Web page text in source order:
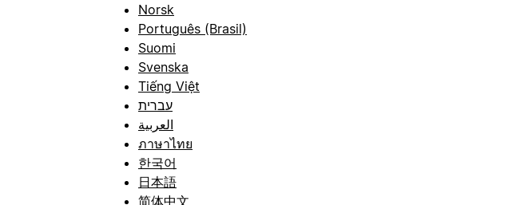
Norsk
Português (Brasil)
Suomi
Svenska
Tiếng Việt
עברית
العربية
ภาษาไทย
한국어
日本語
简体中文